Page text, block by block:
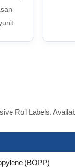
Roll Labels.
(BOPP)